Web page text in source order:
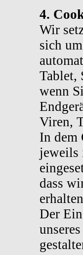
4.
Wir
sich
Tablet,
wenn
Viren,
In dem
jeweils
dass
Der